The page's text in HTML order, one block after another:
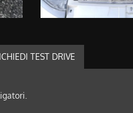
TEST DRIVE